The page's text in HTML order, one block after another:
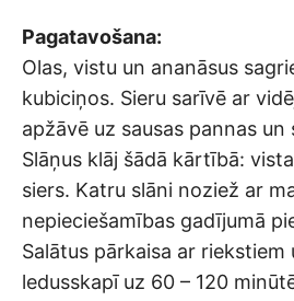
Pagatavošana:
Olas, vistu un ananāsus
kubiciņos. Sieru sarīvē ar
apžāvē uz sausas pannas un
Slāņus klāj šādā kārtībā:
siers. Katru slāni noziež ar
nepieciešamības gadījumā
Salātus pārkaisa ar riekstiem
ledusskapī uz 60 – 120